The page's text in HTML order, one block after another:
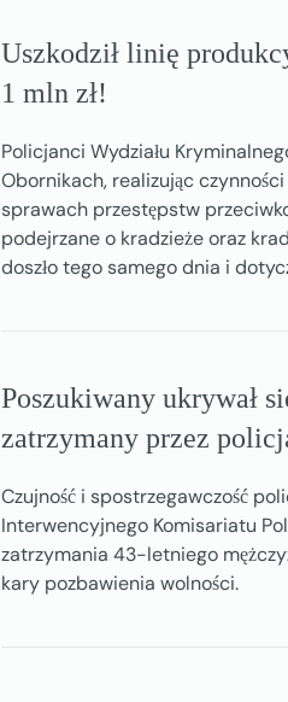
Uszkodził linię
1 mln zł!
Policjanci Wydziału
Obornikach, realizując
sprawach przestępstw
podejrzane o kradzieże oraz
doszło tego samego dnia i
Poszukiwany ukrywał
zatrzymany przez
Czujność i spostrzegawczość
Interwencyjnego Komisariatu
zatrzymania 43-letniego
kary pozbawienia wolności.